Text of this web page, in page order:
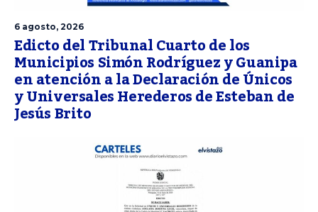
6 agosto, 2026
Edicto del Tribunal Cuarto de los
Municipios Simón Rodríguez y Guanipa
en atención a la Declaración de Únicos
y Universales Herederos de Esteban de
Jesús Brito